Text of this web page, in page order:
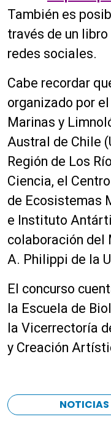
También es
través de un
redes sociales.
Cabe recordar
organizado por
Marinas y
Austral de Chile
Región de Los
Ciencia, el
de Ecosistemas
e Instituto
colaboración del
A. Philippi de la
El concurso
la Escuela de
la Vicerrectoría
y Creación